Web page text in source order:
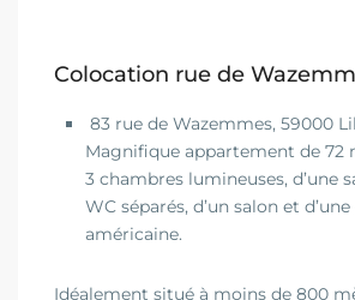
Colocation rue de
83 rue de Wazemmes, 59000
Magnifique appartement de 72
3 chambres lumineuses, d’une
WC séparés, d’un salon et
américaine.
Idéalement situé à moins de 800